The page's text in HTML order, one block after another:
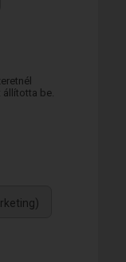
állította be.